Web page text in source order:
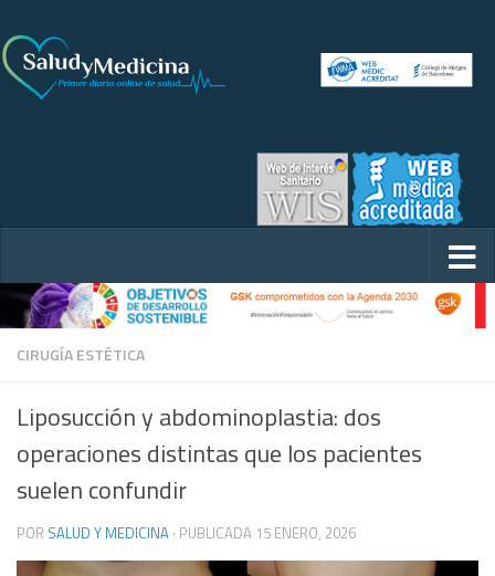
CIRUGÍA ESTÉTICA
Liposucción y abdominoplastia: dos
operaciones distintas que los pacientes
suelen confundir
POR SALUD Y MEDICINA · PUBLICADA 15 ENERO, 2026